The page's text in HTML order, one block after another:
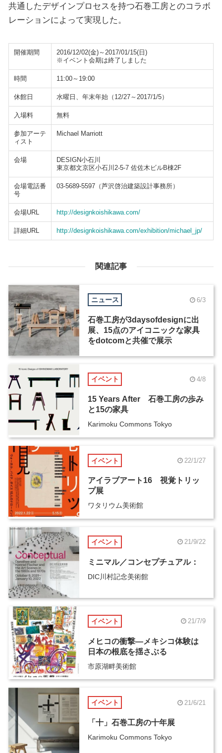
共通したデザインプロセスを持つ石巻工房とのコラボ
レーションによって実現した。
開催期間
2016/12/02(金)～2017/01/15(日)
※イベント会期は終了しました
時間 11:00～19:00
休館日 水曜日、年末年始（12/27～2017/1/5）
入場料 無料
参加アーテ
ィスト
Michael Marriott
会場
DESIGN小石川
東京都文京区小石川2-5-7 佐佐木ビルB棟2F
会場電話番
号
03-5689-5597（芦沢啓治建築設計事務所）
会場URL http://designkoishikawa.com/
詳細URL http://designkoishikawa.com/exhibition/michael_jp/
関連記事
ニュース 6/3
石巻工房が3daysofdesignに出
展、15点のアイコニックな家具
をdotcomと共催で展示
イベント 4/8
15 Years After 石巻工房の歩み
と15の家具
Karimoku Commons Tokyo
イベント 22/1/27
アイラブアート16 視覚トリッ
プ展
ワタリウム美術館
イベント 21/9/22
ミニマル／コンセプチュアル：
DIC川村記念美術館
イベント 21/7/9
メヒコの衝撃―メキシコ体験は
日本の根底を揺さぶる
市原湖畔美術館
イベント 21/6/21
「十」石巻工房の十年展
Karimoku Commons Tokyo